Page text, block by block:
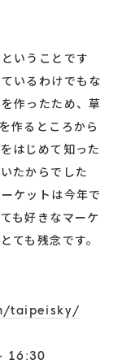
いうことです
いるわけでもな
作ったため、草
作るところから
はじめて知った
たからでした
ケットは今年で
も好きなマーケ
ても残念です。
taipeisky/
16:30